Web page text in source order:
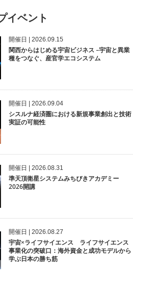
イベント
開催⽇ | 2026.09.15
関西からはじめる宇宙ビジネス –宇宙と異業
種をつなぐ、産官学エコシステム
開催⽇ | 2026.09.04
シスルナ経済圏における新規事業創出と技術
実証の可能性
開催⽇ | 2026.08.31
準天頂衛星システムみちびきアカデミー
2026開講
開催⽇ | 2026.08.27
宇宙×ライフサイエンス ライフサイエンス
事業化の突破口：海外資金と成功モデルから
学ぶ日本の勝ち筋